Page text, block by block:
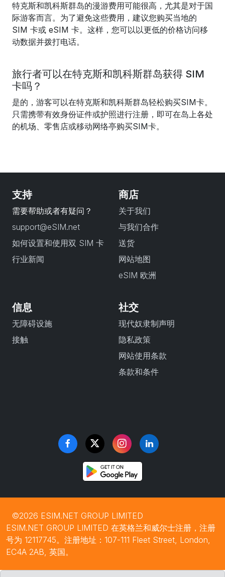
特克斯和凯科斯群岛的漫游费用可能很高，尤其是对于国
际游客而言。为了避免这些费用，建议您购买当地的
SIM 卡或 eSIM 卡。这样，您可以以更低的价格访问移
动数据并拨打电话。
旅行者可以在特克斯和凯科斯群岛获得 SIM
卡吗？
是的，游客可以在特克斯和凯科斯群岛轻松购买SIM卡。
只需携带有效身份证件或护照进行注册，即可在岛上各处
的机场、零售店或移动网络亭购买SIM卡。
支持
需要帮助或者有疑问？
support@eSIM.net
如何设置和使用双 SIM 卡
行业新闻
商店
关于我们
与我们合作
送货
网站地图
eSIM 欧洲
信息
无障碍设施
接触
社交
现代奴隶制声明
隐私政策
网站使用条款
条款和条件
©2026 ESIM.NET GROUP LIMITED
ESIM.NET GROUP LIMITED 在英格兰和威尔士注册，注册
号为 12117745。注册地址：107-111 Fleet Street, London,
EC4A 2AB, 英国。